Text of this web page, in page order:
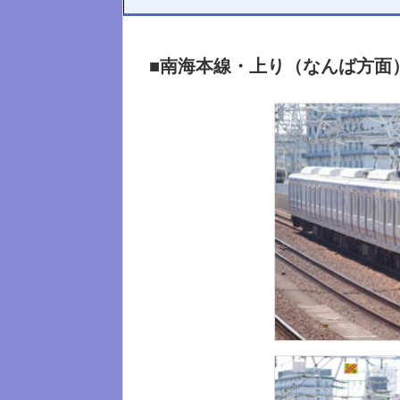
■南海本線・上り（なんば方面